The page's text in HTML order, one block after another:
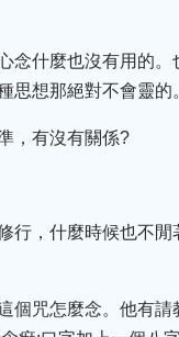
念什麼也沒有用的
思想那絕對不會靈
，有沒有關係?
行，什麼時候也不
個咒怎麼念。他有